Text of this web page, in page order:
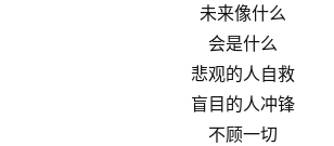
未来像什么
会是什么
悲观的人自救
盲目的人冲锋
不顾一切